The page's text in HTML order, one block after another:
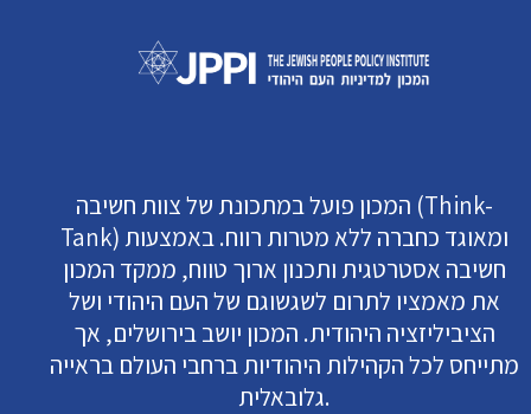
המכון פועל במתכונת של צוות חשיבה (Think-
Tank) ומאוגד כחברה ללא מטרות רווח. באמצעות
חשיבה אסטרטגית ותכנון ארוך טווח, ממקד המכון
את מאמציו לתרום לשגשוגם של העם היהודי ושל
הציביליזציה היהודית. המכון יושב בירושלים, אך
מתייחס לכל הקהילות היהודיות ברחבי העולם בראייה
גלובאלית.